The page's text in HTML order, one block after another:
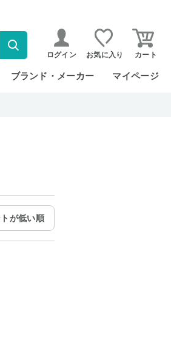
ログイン お気に入り カート
ブランド・メーカー マイページ
が低い順